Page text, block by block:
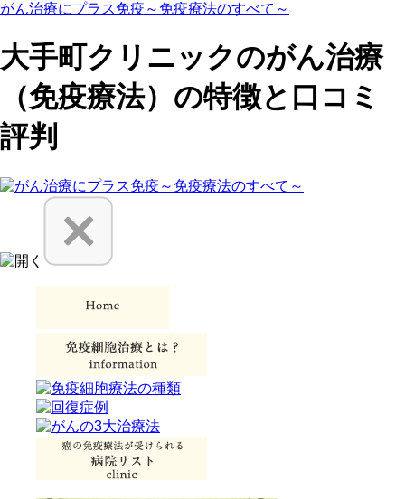
がん治療にプラス免疫～免疫療法のすべて～
大手町クリニックのがん治療
（免疫療法）の特徴と口コミ
評判